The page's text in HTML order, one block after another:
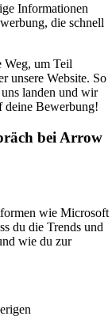
Informationen
die schnell
Weg, um Teil
unsere Website. So
landen und wir
deine Bewerbung!
bei Arrow
wie Microsoft
du die Trends und
wie du zur